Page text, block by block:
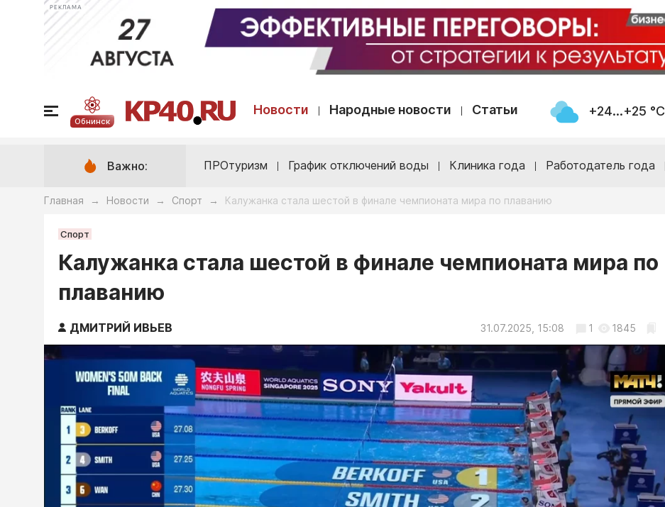
РЕКЛАМА
Обнинск
Новости Народные новости Статьи +24...+25 °С
Важно: ПРОтуризм График отключений воды Клиника года Работодатель года
Главная → Новости → Спорт → Калужанка стала шестой в финале чемпионата мира по плаванию
Спорт
Калужанка стала шестой в финале чемпионата мира по
плаванию
ДМИТРИЙ ИВЬЕВ 31.07.2025, 15:08 1 1845